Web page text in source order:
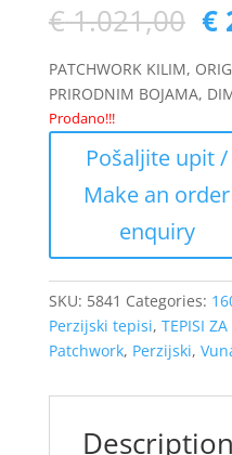
€1.021,00 €
PATCHWORK KILIM,
PRIRODNIM BOJAMA,
Prodano!!!
SKU: 5841 Categories:
Perzijski tepisi, TEPISI
Patchwork, Perzijski,
Description